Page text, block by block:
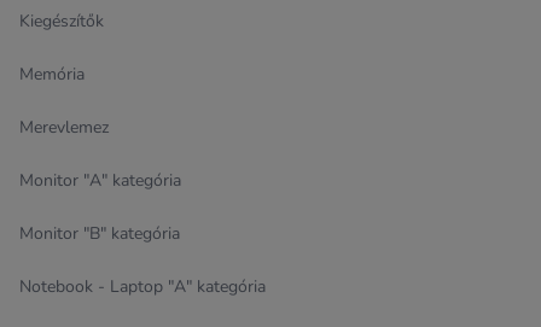
Kiegészítők
Memória
Merevlemez
Monitor "A" kategória
Monitor "B" kategória
Notebook - Laptop "A" kategória